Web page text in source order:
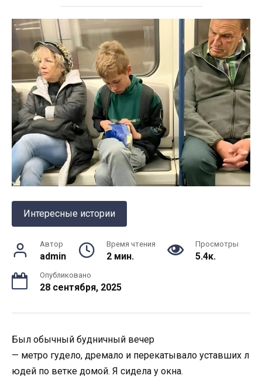
Интересные истории
Автор
admin
Время чтения
2 мин.
Просмотры
5.4к.
Опубликовано
28 сентября, 2025
Был обычный будничный вечер
— метро гудело, дремало и перекатывало уставших л
юдей по ветке домой. Я сидела у окна.